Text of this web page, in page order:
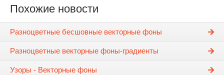
Похожие новости
Разноцветные бесшовные векторные фоны
Разноцветные векторные фоны-градиенты
Узоры - Векторные фоны